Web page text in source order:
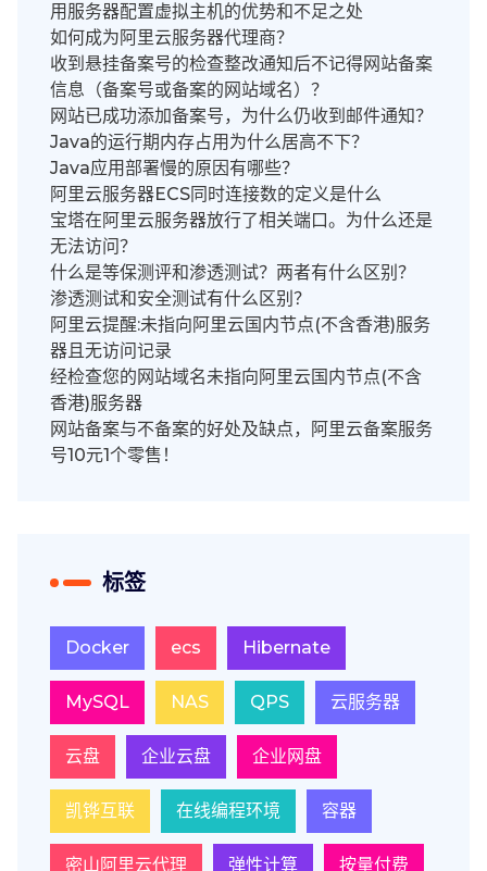
用服务器配置虚拟主机的优势和不足之处
如何成为阿里云服务器代理商？
收到悬挂备案号的检查整改通知后不记得网站备案
信息（备案号或备案的网站域名）？
网站已成功添加备案号，为什么仍收到邮件通知？
Java的运行期内存占用为什么居高不下？
Java应用部署慢的原因有哪些？
阿里云服务器ECS同时连接数的定义是什么
宝塔在阿里云服务器放行了相关端口。为什么还是
无法访问？
什么是等保测评和渗透测试？两者有什么区别？
渗透测试和安全测试有什么区别？
阿里云提醒:未指向阿里云国内节点(不含香港)服务
器且无访问记录
经检查您的网站域名未指向阿里云国内节点(不含
香港)服务器
网站备案与不备案的好处及缺点，阿里云备案服务
号10元1个零售！
标签
Docker ecs Hibernate
MySQL NAS QPS 云服务器
云盘 企业云盘 企业网盘
凯铧互联 在线编程环境 容器
密山阿里云代理 弹性计算 按量付费